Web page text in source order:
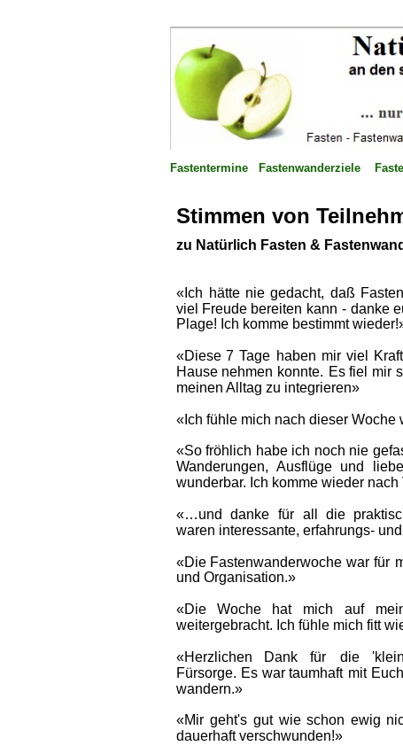
Fastentermine Fastenwanderziele
Stimmen von
zu Natürlich Fasten &
«Ich hätte nie gedacht, daß
viel Freude bereiten kann - danke
Plage! Ich komme bestimmt
«Diese 7 Tage haben mir viel Kraft
Hause nehmen konnte. Es fiel mir
meinen Alltag zu integrieren»
«Ich fühle mich nach dieser
«So fröhlich habe ich noch nie
Wanderungen, Ausflüge und
wunderbar. Ich komme wieder nach
«…und danke für all die
waren interessante, erfahrungs-
«Die Fastenwanderwoche war für
und Organisation.»
«Die Woche hat mich auf
weitergebracht. Ich fühle mich fitt
«Herzlichen Dank für die
Fürsorge. Es war taumhaft mit
wandern.»
«Mir geht's gut wie schon ewig
dauerhaft verschwunden!»